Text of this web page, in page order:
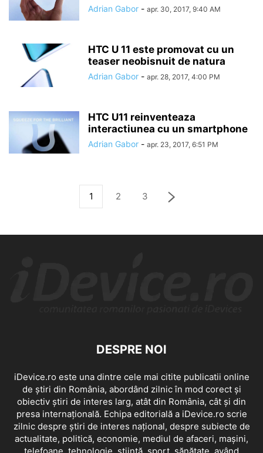
Adrian Gabor - apr. 30, 2017, 9:40 AM
HTC U 11 este promovat cu un
teaser neobisnuit de natura
Adrian Gabor - apr. 28, 2017, 4:00 PM
HTC U11 reinventeaza
interactiunea cu un smartphone
Adrian Gabor - apr. 23, 2017, 6:51 PM
1 2 3
DESPRE NOI
iDevice.ro este una dintre cele mai citite publicatii online
de știri din România, abordând zilnic în mod corect și
obiectiv știri de interes larg, atât din România, cât și din
presa internațională. Echipa editorială a iDevice.ro scrie
zilnic despre știri de interes național, despre subiecte de
actualitate, politică, economie, mediul de afaceri, mașini,